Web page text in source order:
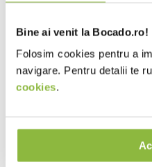
Bine ai venit la Bocado.ro!
Folosim cookies pentru a
navigare. Pentru detalii te
cookies.
Valori nutritionale 100g
Valoare energetica (kj)
din care acizi grasi